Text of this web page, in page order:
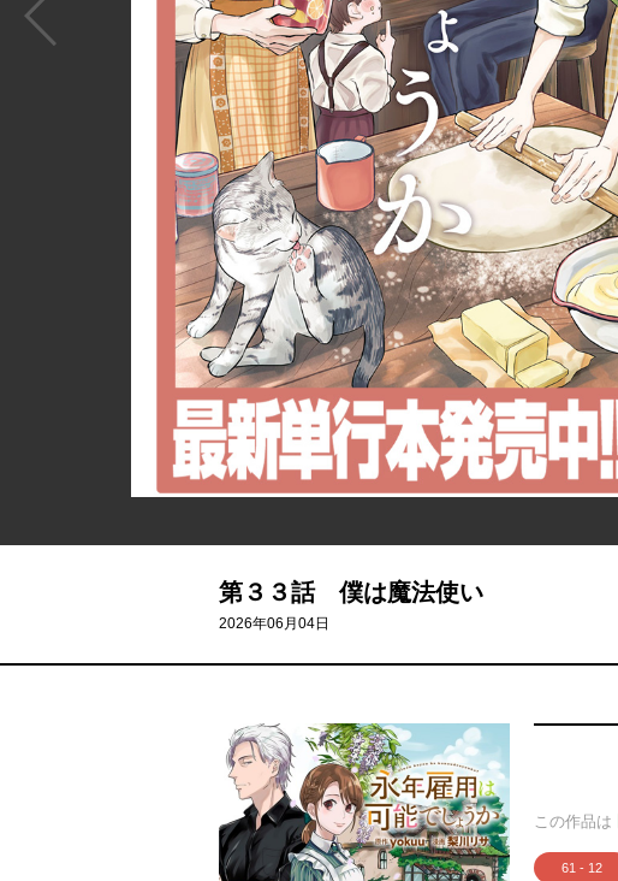
詳細ページへのリンク
第３３話 僕は魔法使い
2026年06月04日
この作品は
61 - 12